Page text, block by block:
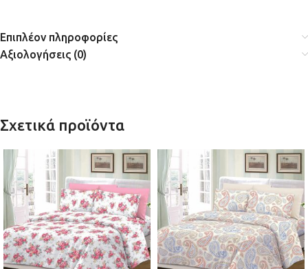
Επιπλέον πληροφορίες
Αξιολογήσεις (0)
Σχετικά προϊόντα